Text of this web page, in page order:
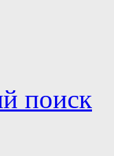
поиск